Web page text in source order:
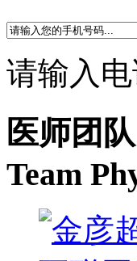
请输入
医师团队
Team